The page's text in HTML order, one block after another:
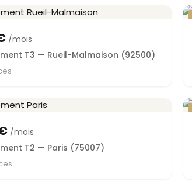
/mois
T3 — Rueil-Malmaison (92500)
/mois
T2 — Paris (75007)